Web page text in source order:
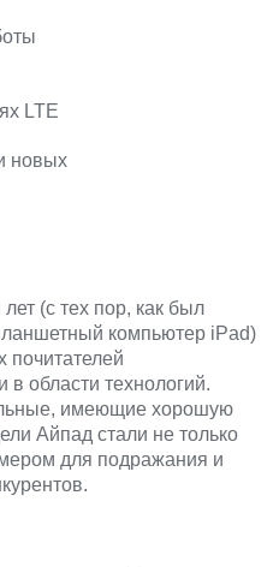
LTE
новых
(с тех пор, как был
компьютер iPad)
почитателей
области технологий.
имеющие хорошую
Айпад стали не только
для подражания и